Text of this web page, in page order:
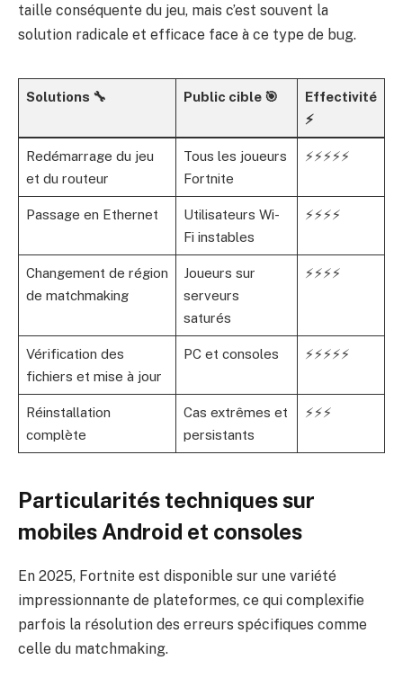
taille conséquente du jeu, mais c’est souvent la
solution radicale et efficace face à ce type de bug.
Solutions 🔧 Public cible 🎯
Effectivité
⚡
Redémarrage du jeu
et du routeur
Tous les joueurs
Fortnite
⚡⚡⚡⚡⚡
Passage en Ethernet
Utilisateurs Wi-
Fi instables
⚡⚡⚡⚡
Changement de région
de matchmaking
Joueurs sur
serveurs
saturés
⚡⚡⚡⚡
Vérification des
fichiers et mise à jour
PC et consoles ⚡⚡⚡⚡⚡
Réinstallation
complète
Cas extrêmes et
persistants
⚡⚡⚡
Particularités techniques sur
mobiles Android et consoles
En 2025, Fortnite est disponible sur une variété
impressionnante de plateformes, ce qui complexifie
parfois la résolution des erreurs spécifiques comme
celle du matchmaking.